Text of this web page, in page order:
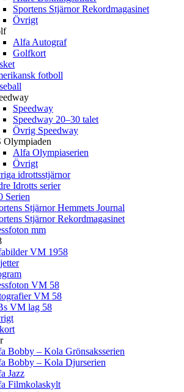
Sportens Stjärnor Rekordmagasinet
Övrigt
Alfa Autograf
Golfkort
fotboll
Speedway
Speedway 20–30 talet
Övrig Speedway
Olympiaden
Alfa Olympiaserien
Övrigt
idrottsstjärnor
Idrotts serier
Serien
Stjärnor Hemmets Journal
Stjärnor Rekordmagasinet
mm
VM 1958
VM 58
VM 58
VM lag 58
Bobby – Kola Grönsaksserien
Bobby – Kola Djurserien
Jazz
Filmkolaskylt